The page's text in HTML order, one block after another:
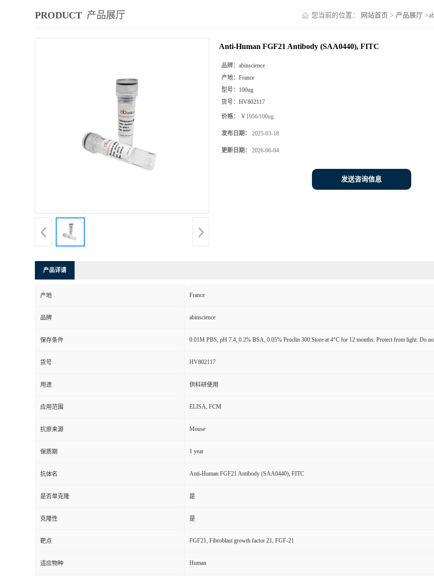
PRODUCT 产品展厅 您当前的位置： 网站首页 > 产品展厅 >
Anti-Human FGF21 Antibody (SAA0440), FITC
品牌： abinscience
产地： France
型号： 100ug
货号： HV802117
价格： ￥1956/100ug
发布日期： 2025-03-18
更新日期： 2026-06-04
发送咨询信息
产品详请
产地 France
品牌 abinscience
保存条件 0.01M PBS, pH 7.4, 0.2% BSA, 0.05% Proclin 300.Store at 4°C for 12 months. Protect from light. Do
货号 HV802117
用途 供科研使用
应用范围 ELISA, FCM
抗原来源 Mouse
保质期 1 year
抗体名 Anti-Human FGF21 Antibody (SAA0440), FITC
是否单克隆 是
克隆性 是
靶点 FGF21, Fibroblast growth factor 21, FGF-21
适应物种 Human